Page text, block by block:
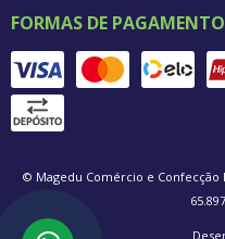
FORMAS DE PAGAMENTO
© Magedu Comércio e Confecção